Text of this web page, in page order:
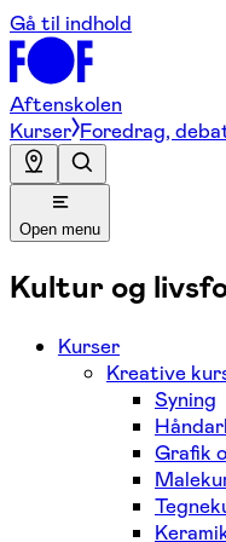
Gå til indhold
Aftenskolen
Kurser Foredrag,
Open menu
Kultur og
Kurser
Kreative
Syning
Grafik